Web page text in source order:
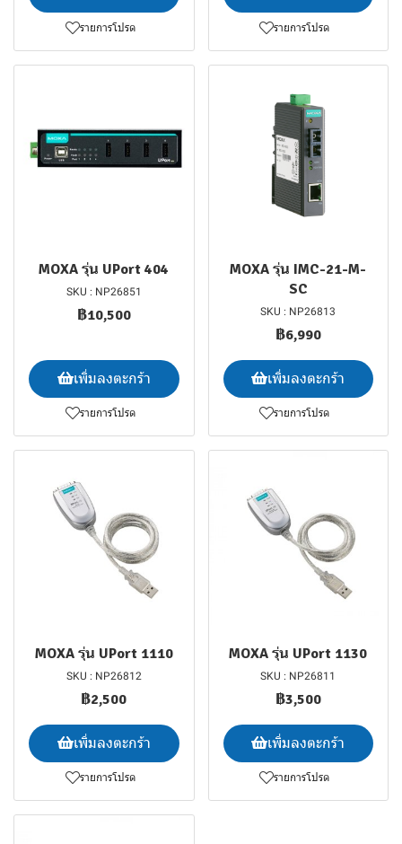
รายการโปรด รายการโปรด
MOXA รุ่น UPort 404
SKU : NP26851
฿10,500
เพิ่มลงตะกร้า
รายการโปรด
MOXA รุ่น IMC-21-M-
SC
SKU : NP26813
฿6,990
เพิ่มลงตะกร้า
รายการโปรด
MOXA รุ่น UPort 1110
SKU : NP26812
฿2,500
เพิ่มลงตะกร้า
รายการโปรด
MOXA รุ่น UPort 1130
SKU : NP26811
฿3,500
เพิ่มลงตะกร้า
รายการโปรด